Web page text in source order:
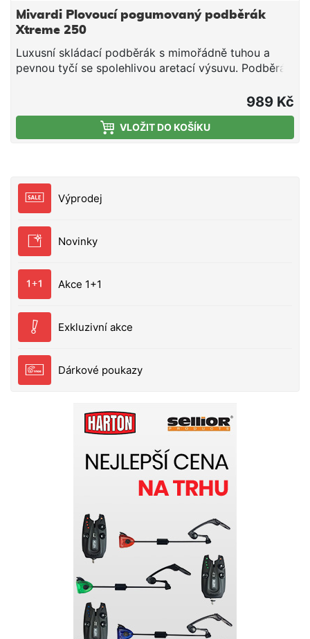
Výprodej
Novinky
Akce 1+1
Exkluzivní akce
Dárkové poukazy
Mivardi Plovoucí pogumovaný podběrák
Xtreme 250
Luxusní skládací podběrák s mimořádně tuhou a
pevnou tyčí se spolehlivou aretací výsuvu. Podběrák
lemování ramen a utěsněné teleskopické tyči.
Dlouhá ramena jsou osazena ultralehkou a velmi
hlubokou pogumovanou síťkou, která je maximálně
šetrná k rybám. Jedná se o nejvyšší model mezi
podběráky. Délka: 250 cm Rozměr: 80 x 80 x 80 cm
Tranportní rozměr: 105 cm
989 Kč
VLOŽIT DO KOŠÍKU